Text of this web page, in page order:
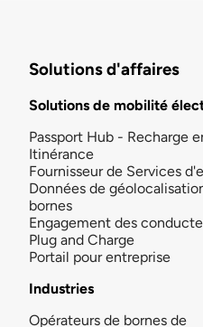
Solutions d'affaires
Solutions de mobilité
Passport Hub - Recharge
Itinérance
Fournisseur de Services
Données de
bornes
Engagement des
Plug and Charge
Portail pour entreprise
Industries
Opérateurs de bornes de